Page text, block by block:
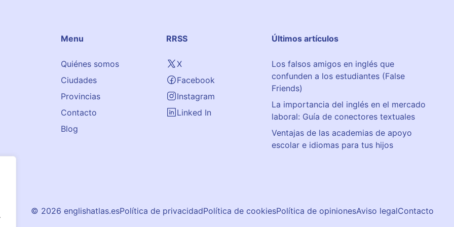
Menu
Quiénes somos
Ciudades
Provincias
Contacto
Blog
RRSS
X
Facebook
Instagram
Linked In
Últimos artículos
Los falsos amigos en inglés que
confunden a los estudiantes (False
Friends)
La importancia del inglés en el mercado
laboral: Guía de conectores textuales
Ventajas de las academias de apoyo
escolar e idiomas para tus hijos
© 2026 englishatlas.esPolítica de privacidadPolítica de cookiesPolítica de opinionesAviso legalContacto